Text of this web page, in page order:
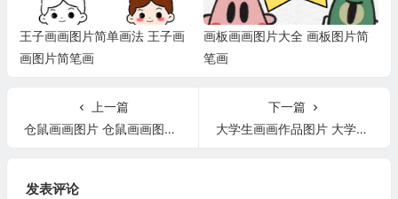
王子画画图片简单画法 王子画
画图片简笔画
画板画画图片大全 画板图片简
笔画
上一篇
仓鼠画画图片 仓鼠画画图片小一点可爱
下一篇
大学生画画作品图片 大学生画画作品图片诗集
发表评论